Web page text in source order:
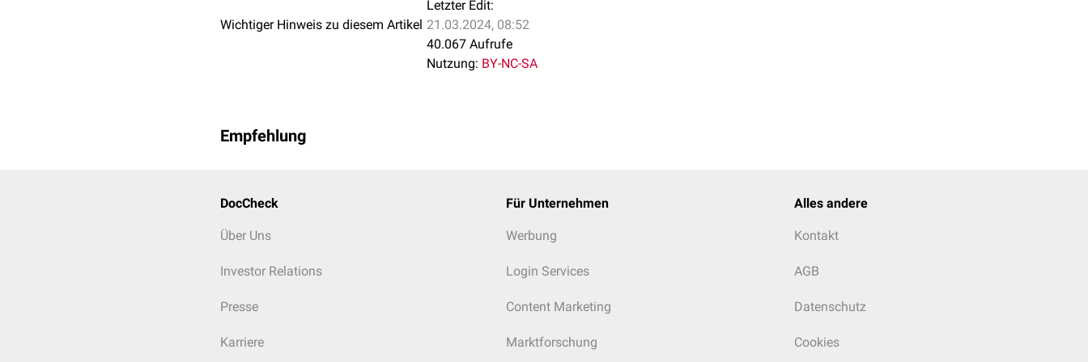
Wichtiger Hinweis zu diesem Artikel
Letzter Edit:
21.03.2024, 08:52
40.067 Aufrufe
Nutzung: BY-NC-SA
Empfehlung
DocCheck
Über Uns
Investor Relations
Presse
Karriere
Für Unternehmen
Werbung
Login Services
Content Marketing
Marktforschung
Alles andere
Kontakt
AGB
Datenschutz
Cookies